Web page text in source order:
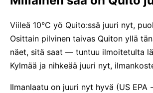
Viileä 10°C yö Quito:ssä juuri nyt,
Osittain pilvinen taivas Quiton yllä
näet, sitä saat — tuntuu ilmoitetulta
Kylmää ja nihkeää juuri nyt,
Ilmanlaatu on juuri nyt hyvä (US EPA